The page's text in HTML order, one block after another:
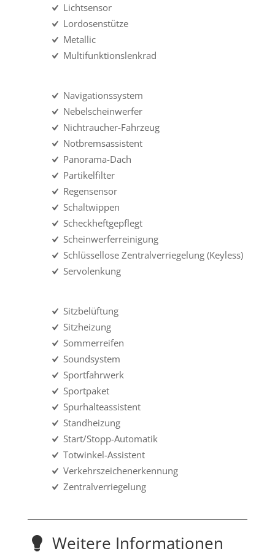
Lichtsensor
Lordosenstütze
Metallic
Multifunktionslenkrad
Navigationssystem
Nebelscheinwerfer
Nichtraucher-Fahrzeug
Notbremsassistent
Panorama-Dach
Partikelfilter
Regensensor
Schaltwippen
Scheckheftgepflegt
Scheinwerferreinigung
Schlüssellose Zentralverriegelung (Keyless)
Servolenkung
Sitzbelüftung
Sitzheizung
Sommerreifen
Soundsystem
Sportfahrwerk
Sportpaket
Spurhalteassistent
Standheizung
Start/Stopp-Automatik
Totwinkel-Assistent
Verkehrszeichenerkennung
Zentralverriegelung
Weitere Informationen